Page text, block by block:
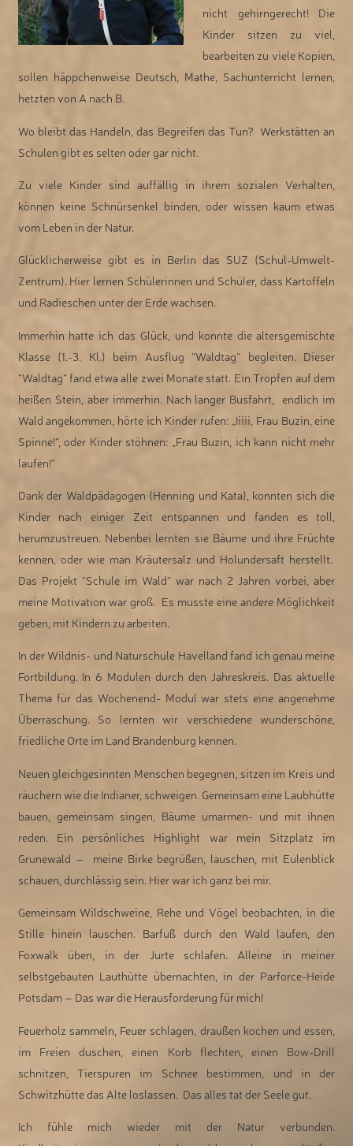
nicht gehirngerecht! Die
Kinder sitzen zu viel,
bearbeiten zu viele Kopien,
sollen häppchenweise Deutsch, Mathe, Sachunterricht lernen,
hetzten von A nach B.
Wo bleibt das Handeln, das Begreifen das Tun? Werkstätten an
Schulen gibt es selten oder gar nicht.
Zu viele Kinder sind auffällig in ihrem sozialen Verhalten,
können keine Schnürsenkel binden, oder wissen kaum etwas
vom Leben in der Natur.
Glücklicherweise gibt es in Berlin das SUZ (Schul-Umwelt-
Zentrum). Hier lernen Schülerinnen und Schüler, dass Kartoffeln
und Radieschen unter der Erde wachsen.
Immerhin hatte ich das Glück, und konnte die altersgemischte
Klasse (1.-3. Kl.) beim Ausflug “Waldtag“ begleiten. Dieser
“Waldtag“ fand etwa alle zwei Monate statt. Ein Tropfen auf dem
heißen Stein, aber immerhin. Nach langer Busfahrt, endlich im
Wald angekommen, hörte ich Kinder rufen: „Iiiii, Frau Buzin, eine
Spinne!“, oder Kinder stöhnen: „Frau Buzin, ich kann nicht mehr
laufen!“
Dank der Waldpädagogen (Henning und Kata), konnten sich die
Kinder nach einiger Zeit entspannen und fanden es toll,
herumzustreuen. Nebenbei lernten sie Bäume und ihre Früchte
kennen, oder wie man Kräutersalz und Holundersaft herstellt.
Das Projekt “Schule im Wald“ war nach 2 Jahren vorbei, aber
meine Motivation war groß. Es musste eine andere Möglichkeit
geben, mit Kindern zu arbeiten.
In der Wildnis- und Naturschule Havelland fand ich genau meine
Fortbildung. In 6 Modulen durch den Jahreskreis. Das aktuelle
Thema für das Wochenend- Modul war stets eine angenehme
Überraschung. So lernten wir verschiedene wunderschöne,
friedliche Orte im Land Brandenburg kennen.
Neuen gleichgesinnten Menschen begegnen, sitzen im Kreis und
räuchern wie die Indianer, schweigen. Gemeinsam eine Laubhütte
bauen, gemeinsam singen, Bäume umarmen- und mit ihnen
reden. Ein persönliches Highlight war mein Sitzplatz im
Grunewald – meine Birke begrüßen, lauschen, mit Eulenblick
schauen, durchlässig sein. Hier war ich ganz bei mir.
Gemeinsam Wildschweine, Rehe und Vögel beobachten, in die
Stille hinein lauschen. Barfuß durch den Wald laufen, den
Foxwalk üben, in der Jurte schlafen. Alleine in meiner
selbstgebauten Lauthütte übernachten, in der Parforce-Heide
Potsdam – Das war die Herausforderung für mich!
Feuerholz sammeln, Feuer schlagen, draußen kochen und essen,
im Freien duschen, einen Korb flechten, einen Bow-Drill
schnitzen, Tierspuren im Schnee bestimmen, und in der
Schwitzhütte das Alte loslassen. Das alles tat der Seele gut.
Ich fühle mich wieder mit der Natur verbunden.